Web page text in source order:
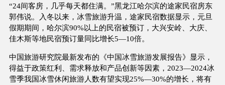
“24间客房，几乎每天都住满。”黑龙江哈尔滨的途家民宿房东
郭伟说。入冬以来，冰雪旅游升温，途家民宿数据显示，元旦
假期期间，哈尔滨90%以上的民宿被预订，大兴安岭、大庆、
佳木斯等地民宿预订量同比增长5—10倍。
中国旅游研究院最新发布的《中国冰雪旅游发展报告》显示，
得益于政策红利、需求释放和产品创新等因素，2023—2024冰
雪季我国冰雪休闲旅游人数有望实现25%—30%的增长，将有